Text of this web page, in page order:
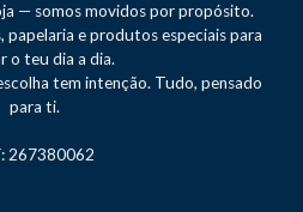
— somos movidos por propósito.
papelaria e produtos especiais para
o teu dia a dia.
tem intenção. Tudo, pensado
para ti.
267380062